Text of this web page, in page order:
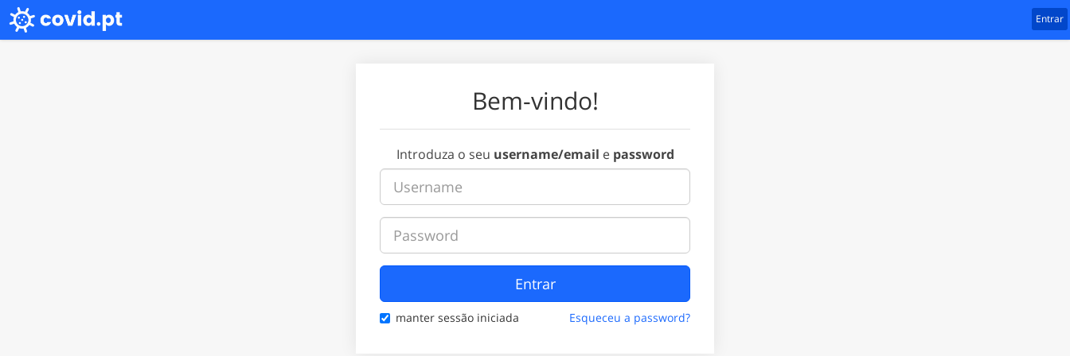
Entrar
Bem-vindo!
Introduza o seu username/email e password
Entrar
manter sessão iniciada Esqueceu a password?